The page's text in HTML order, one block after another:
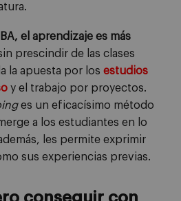
el aprendizaje es más
prescindir de las clases
la apuesta por los estudios
y el trabajo por proyectos.
es un eficacísimo método
a los estudiantes en lo
les permite exprimir
sus experiencias previas.
conseguir con